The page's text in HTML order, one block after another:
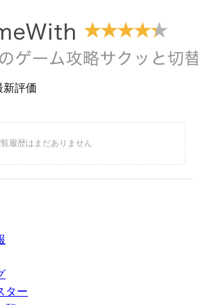
新評価
ター